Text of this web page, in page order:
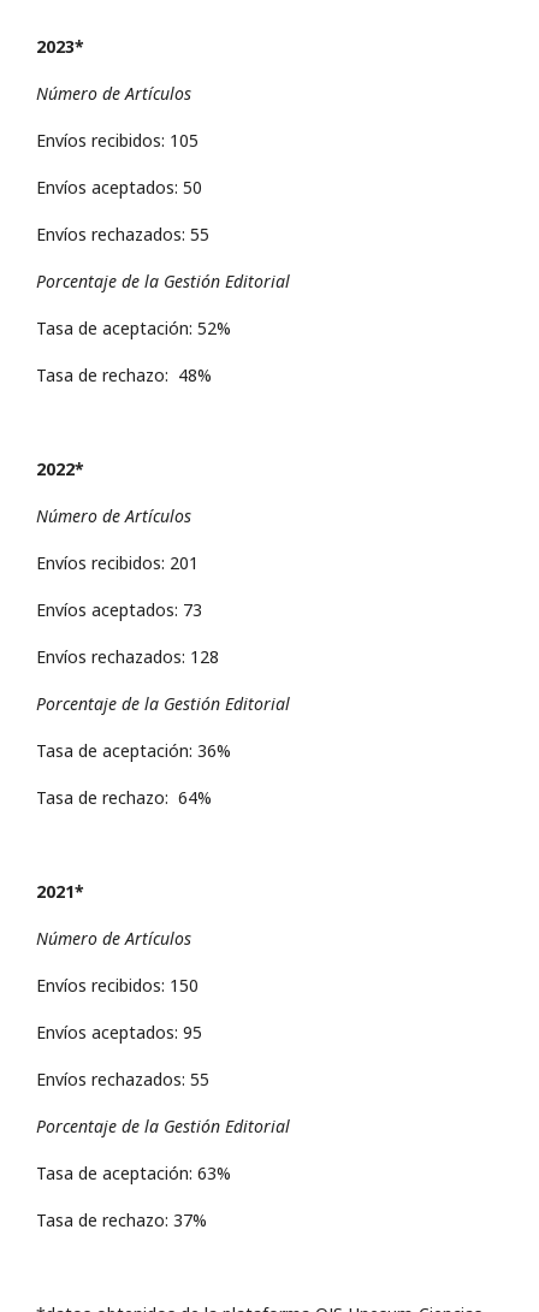
2023*
Número de Artículos
Envíos recibidos: 105
Envíos aceptados: 50
Envíos rechazados: 55
Porcentaje de la Gestión Editorial
Tasa de aceptación: 52%
Tasa de rechazo: 48%
2022*
Número de Artículos
Envíos recibidos: 201
Envíos aceptados: 73
Envíos rechazados: 128
Porcentaje de la Gestión Editorial
Tasa de aceptación: 36%
Tasa de rechazo: 64%
2021*
Número de Artículos
Envíos recibidos: 150
Envíos aceptados: 95
Envíos rechazados: 55
Porcentaje de la Gestión Editorial
Tasa de aceptación: 63%
Tasa de rechazo: 37%